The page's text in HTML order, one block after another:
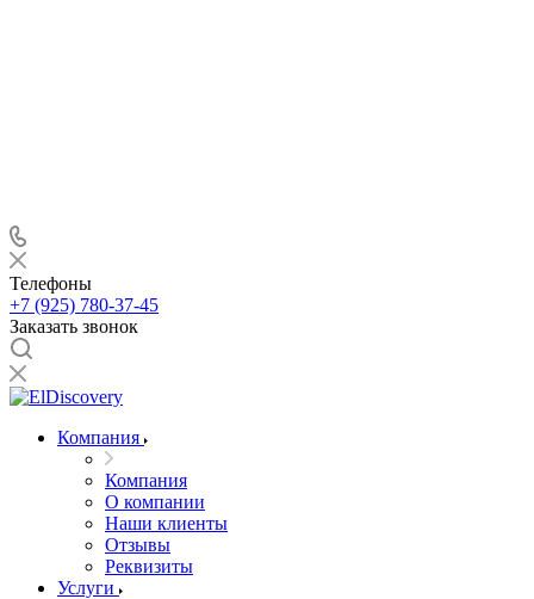
Телефоны
+7 (925) 780-37-45
Заказать звонок
Компания
Компания
О компании
Наши клиенты
Отзывы
Реквизиты
Услуги